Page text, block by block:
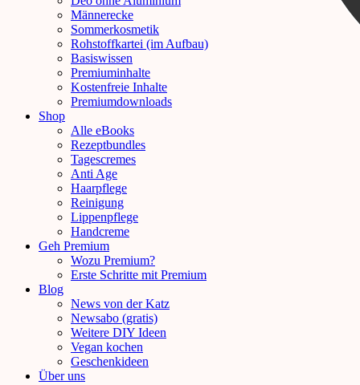
Männerecke
Sommerkosmetik
Rohstoffkartei (im Aufbau)
Basiswissen
Premiuminhalte
Kostenfreie Inhalte
Premiumdownloads
Shop
Alle eBooks
Rezeptbundles
Tagescremes
Anti Age
Haarpflege
Reinigung
Lippenpflege
Handcreme
Geh Premium
Wozu Premium?
Erste Schritte mit Premium
Blog
News von der Katz
Newsabo (gratis)
Weitere DIY Ideen
Vegan kochen
Geschenkideen
Über uns